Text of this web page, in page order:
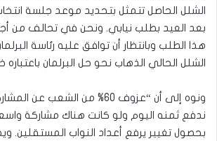
الشلل الحاصل تتمثل بتحديد موعد جلسة
بعد العيد بطلب نيابي. ونحن في تحالف من
هذا الطلب وبانتظار أن توافق عليه رئاسة
الشلل الحالي الذهاب نحو حل البرلمان باعتباره
ونوه إلى أن “عزوف 60% من الشعب
ندفع ثمنه اليوم ولو كانت هناك مشاركة
بحصول تغيير يرفع أعداد النواب المستقلين.